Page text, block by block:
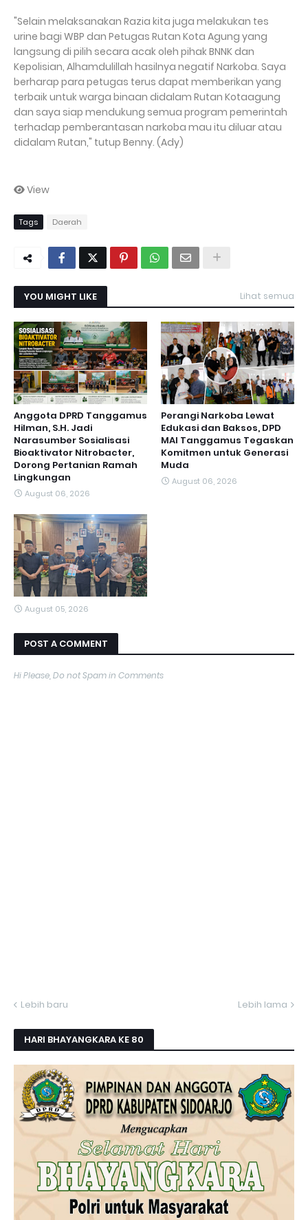
"Selain melaksanakan Razia kita juga melakukan tes
urine bagi WBP dan Petugas Rutan Kota Agung yang
langsung di pilih secara acak oleh pihak BNNK dan
Kepolisian, Alhamdulillah hasilnya negatif Narkoba. Saya
berharap para petugas terus dapat memberikan yang
terbaik untuk warga binaan didalam Rutan Kotaagung
dan saya siap mendukung semua program pemerintah
terhadap pemberantasan narkoba mau itu diluar atau
didalam Rutan," tutup Benny. (Ady)
View
Tags Daerah
YOU MIGHT LIKE Lihat semua
Anggota DPRD Tanggamus
Hilman, S.H. Jadi
Narasumber Sosialisasi
Bioaktivator Nitrobacter,
Dorong Pertanian Ramah
Lingkungan
August 06, 2026
Perangi Narkoba Lewat
Edukasi dan Baksos, DPD
MAI Tanggamus Tegaskan
Komitmen untuk Generasi
Muda
August 06, 2026
August 05, 2026
POST A COMMENT
Hi Please, Do not Spam in Comments
Lebih baru Lebih lama
HARI BHAYANGKARA KE 80